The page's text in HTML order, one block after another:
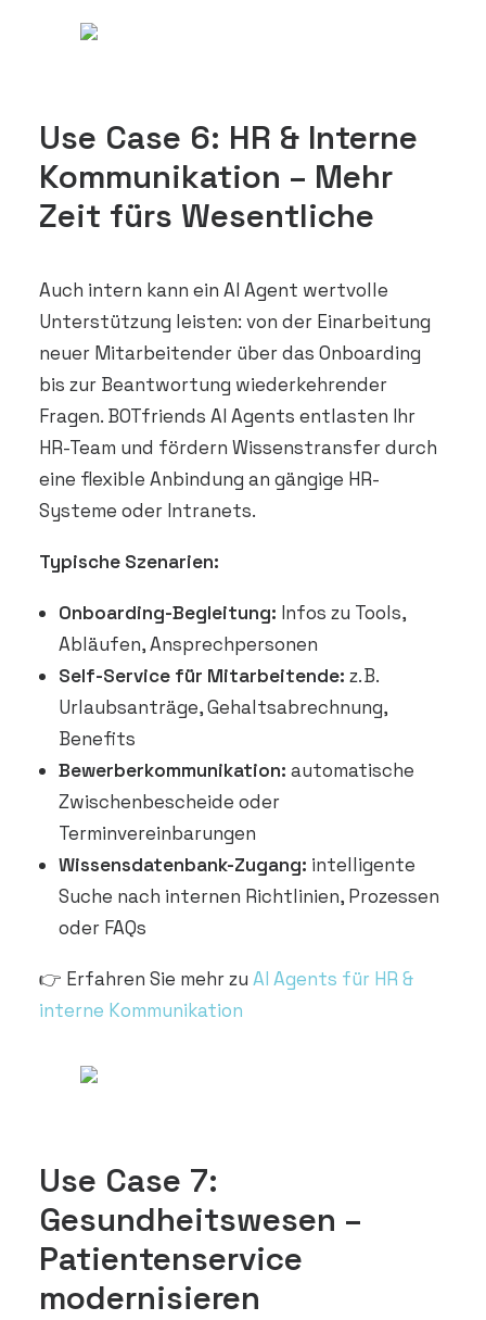
Use Case 6: HR & Interne
Kommunikation – Mehr
Zeit fürs Wesentliche
Auch intern kann ein AI Agent wertvolle
Unterstützung leisten: von der Einarbeitung
neuer Mitarbeitender über das Onboarding
bis zur Beantwortung wiederkehrender
Fragen. BOTfriends AI Agents entlasten Ihr
HR-Team und fördern Wissenstransfer durch
eine flexible Anbindung an gängige HR-
Systeme oder Intranets.
Typische Szenarien:
Onboarding-Begleitung: Infos zu Tools,
Abläufen, Ansprechpersonen
Self-Service für Mitarbeitende: z. B.
Urlaubsanträge, Gehaltsabrechnung,
Benefits
Bewerberkommunikation: automatische
Zwischenbescheide oder
Terminvereinbarungen
Wissensdatenbank-Zugang: intelligente
Suche nach internen Richtlinien, Prozessen
oder FAQs
👉 Erfahren Sie mehr zu AI Agents für HR &
interne Kommunikation
Use Case 7:
Gesundheitswesen –
Patientenservice
modernisieren